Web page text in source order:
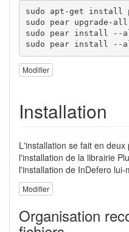
sudo apt-get install
sudo pear upgrade-all
sudo pear install --
sudo pear install --
Modifier
Installation
L'installation se fait en
l'installation de la librairie
l'installation de InDefero lui-
Modifier
Organisation